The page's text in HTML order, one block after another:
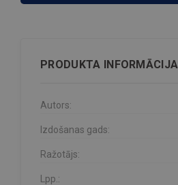
PRODUKTA INFORMĀCIJA
Autors:
Izdošanas gads:
Ražotājs:
Lpp.: